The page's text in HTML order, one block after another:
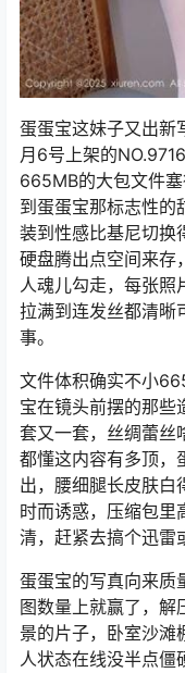
蛋蛋宝这妹子又出新
月6号上架的
665MB的大包文件
到蛋蛋宝那标志性的
装到性感比基尼切换
硬盘腾出点空间来存
人魂儿勾走，每张照
拉满到连发丝都清晰
事。
文件体积确实不小
宝在镜头前摆的那些
套又一套，丝绸蕾丝
都懂这内容有多顶，
出，腰细腿长皮肤白
时而诱惑，压缩包里
清，赶紧去搞个迅雷
蛋蛋宝的写真向来质
图数量上就赢了，解
景的片子，卧室沙滩
人状态在线没半点僵